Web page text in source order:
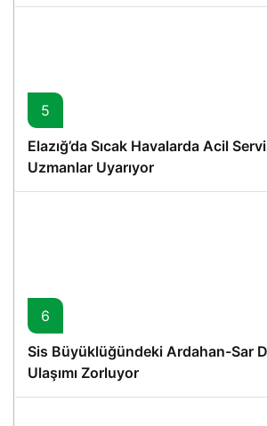
5
Elazığ’da Sıcak Havalarda Acil
Uzmanlar Uyarıyor
6
Sis Büyüklüğündeki Ardahan-Sar
Ulaşımı Zorluyor